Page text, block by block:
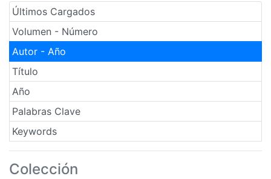
Últimos Cargados
Volumen - Número
Autor - Año
Título
Año
Palabras Clave
Keywords
Colección